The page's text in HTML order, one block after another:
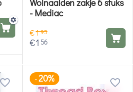
Wolnaalden zakje 6 stuks
- Mediac
€195
€1 56
-20%